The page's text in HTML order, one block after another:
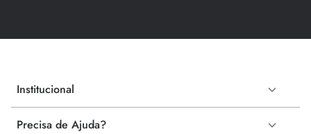
Institucional
Precisa de Ajuda?